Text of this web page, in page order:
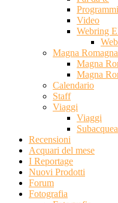
Programmi
Video
Webring
Magna
Magna
Magna
Calendario
Staff
Viaggi
Viaggi
Subacquea
Recensioni
Acquari del mese
I Reportage
Nuovi Prodotti
Forum
Fotografia